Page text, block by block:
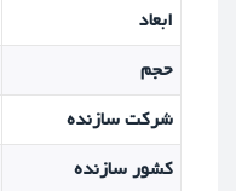
ابعاد
حجم
شرکت سازنده
کشور سازنده